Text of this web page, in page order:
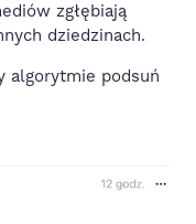
zgłębiają
dziedzinach.
algorytmie podsuń